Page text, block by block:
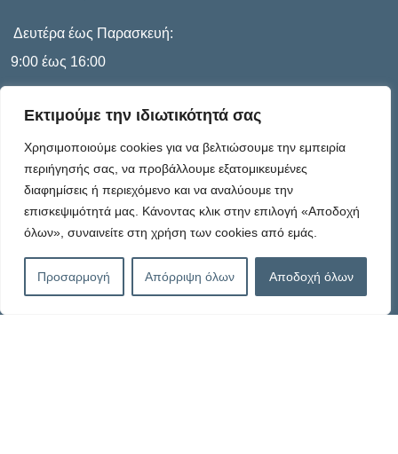
Εκτιμούμε την ιδιωτικότητά σας
Χρησιμοποιούμε cookies για να βελτιώσουμε την εμπειρία
περιήγησής σας, να προβάλλουμε εξατομικευμένες
διαφημίσεις ή περιεχόμενο και να αναλύουμε την
επισκεψιμότητά μας. Κάνοντας κλικ στην επιλογή «Αποδοχή
όλων», συναινείτε στη χρήση των cookies από εμάς.
Προσαρμογή Απόρριψη όλων Αποδοχή όλων
Δευτέρα έως Παρασκευή:
9:00 έως 16:00
Πληροφορίες
Καταστατικό
Πολιτική Απορρήτου
Πολιτική Cookies – G.D.P.R.